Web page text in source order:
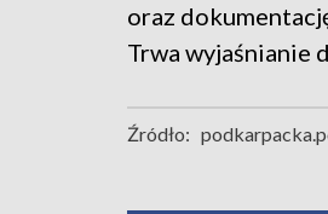
oraz
Trwa wyjaśnianie
Źródło: